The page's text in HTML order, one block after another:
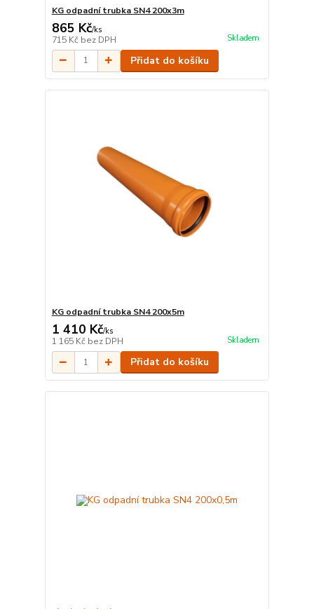
KG odpadní trubka SN4 200x3m
865 Kč/ks
715 Kč bez DPH Skladem
Přidat do košíku
KG odpadní trubka SN4 200x5m
1 410 Kč/ks
1 165 Kč bez DPH Skladem
Přidat do košíku